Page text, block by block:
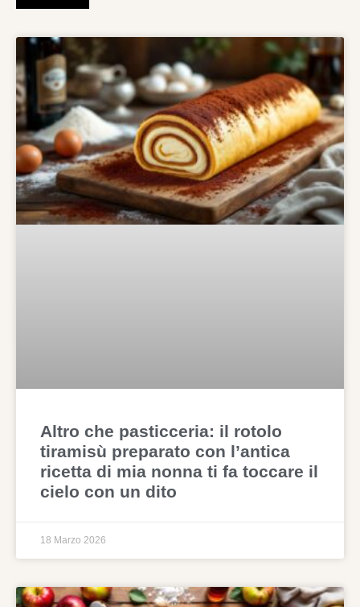
Altro che pasticceria: il rotolo
tiramisù preparato con l’antica
ricetta di mia nonna ti fa toccare il
cielo con un dito
18 Marzo 2026